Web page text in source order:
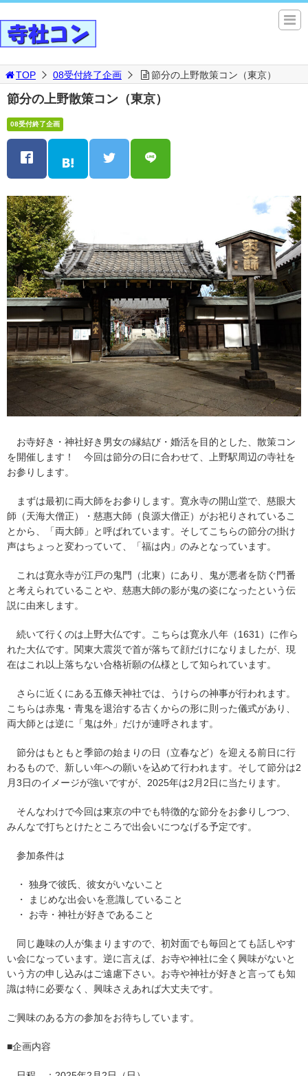
TOP 08受付終了企画 節分の上野散策コン（東京）
節分の上野散策コン（東京）
08受付終了企画
お寺好き・神社好き男女の縁結び・婚活を目的とした、散策コン
を開催します！ 今回は節分の日に合わせて、上野駅周辺の寺社を
お参りします。
まずは最初に両大師をお参りします。寛永寺の開山堂で、慈眼大
師（天海大僧正）・慈惠大師（良源大僧正）がお祀りされているこ
とから、「両大師」と呼ばれています。そしてこちらの節分の掛け
声はちょっと変わっていて、「福は内」のみとなっています。
これは寛永寺が江戸の鬼門（北東）にあり、鬼が悪者を防ぐ門番
と考えられていることや、慈惠大師の影が鬼の姿になったという伝
説に由来します。
続いて行くのは上野大仏です。こちらは寛永八年（1631）に作ら
れた大仏です。関東大震災で首が落ちて顔だけになりましたが、現
在はこれ以上落ちない合格祈願の仏様として知られています。
さらに近くにある五條天神社では、うけらの神事が行われます。
こちらは赤鬼・青鬼を退治する古くからの形に則った儀式があり、
両大師とは逆に「鬼は外」だけが連呼されます。
節分はもともと季節の始まりの日（立春など）を迎える前日に行
わるもので、新しい年への願いを込めて行われます。そして節分は2
月3日のイメージが強いですが、2025年は2月2日に当たります。
そんなわけで今回は東京の中でも特徴的な節分をお参りしつつ、
みんなで打ちとけたところで出会いにつなげる予定です。
参加条件は
・ 独身で彼氏、彼女がいないこと
・ まじめな出会いを意識していること
・ お寺・神社が好きであること
同じ趣味の人が集まりますので、初対面でも毎回とても話しやす
い会になっています。逆に言えば、お寺や神社に全く興味がないと
いう方の申し込みはご遠慮下さい。お寺や神社が好きと言っても知
識は特に必要なく、興味さえあれば大丈夫です。
ご興味のある方の参加をお待ちしています。
■企画内容